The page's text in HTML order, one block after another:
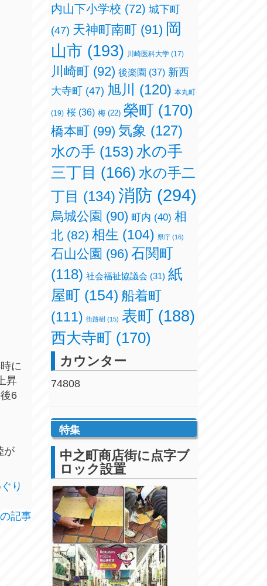
に
昇
6
が
り
記事
内山下小学校 (72) 城下町
(47) 天神町南町 (91) 岡
山市 (193) 川崎医科大学(17)
川崎町 (92) 後楽園 (37) 新西
大寺町
(47) 旭川 (120) 本丸町
(19) 桜(36) 梅(22) 榮町 (170)
橋本町 (99) 気象 (127)
水の手 (153) 水の手
三丁目 (166) 水の手二
丁目 (134) 消防 (294)
烏城公園 (90) 町内 (40) 相
北(82) 相生 (104) 県庁(16)
石山公園 (96) 石関町
(118) 社会福祉協議会 (31) 紙
屋町(154) 船着町
(111) 街路樹(15) 表町(188)
西大寺町 (170)
カウンター
74808
特集
中之町商店街に点字ブ
ロック設置